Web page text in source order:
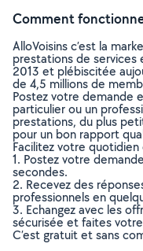
Comment
AlloVoisins c’est la
prestations de
2013 et plébiscitée
de 4,5 millions de
Postez votre demande
particulier ou un
prestations, du plus
pour un bon rapport
Facilitez votre
1. Postez votre
secondes.
2. Recevez des
professionnels en
3. Echangez avec les
sécurisée et faites
C’est gratuit et sans